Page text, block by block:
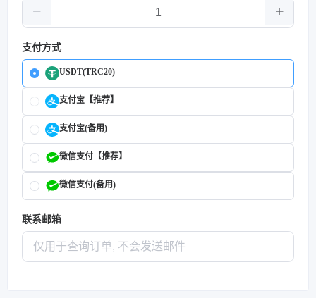
支付方式
USDT(TRC20)
支付宝【推荐】
支付宝(备用)
微信支付【推荐】
微信支付(备用)
联系邮箱